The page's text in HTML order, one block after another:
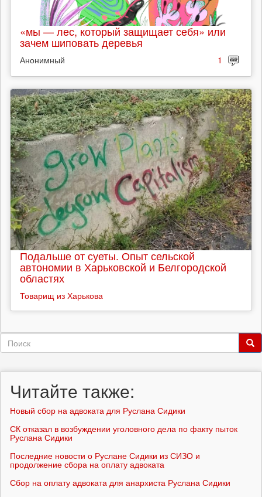
«мы — лес, который защищает себя» или
зачем шиповать деревья
Анонимный 1
Подальше от суеты. Опыт сельской
автономии в Харьковской и Белгородской
областях
Товарищ из Харькова
Форма
Читайте также:
Новый сбор на адвоката для Руслана Сидики
СК отказал в возбуждении уголовного дела по факту пыток
Руслана Сидики
Последние новости о Руслане Сидики из СИЗО и
продолжение сбора на оплату адвоката
Сбор на оплату адвоката для анархиста Руслана Сидики